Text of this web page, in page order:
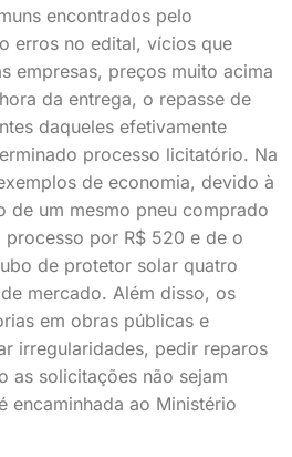
encontrados pelo
erros no edital, vícios que
empresas, preços muito acima
da entrega, o repasse de
daqueles efetivamente
processo licitatório. Na
de economia, devido à
de um mesmo pneu comprado
por R$ 520 e de o
de protetor solar quatro
mercado. Além disso, os
em obras públicas e
irregularidades, pedir reparos
as solicitações não sejam
encaminhada ao Ministério